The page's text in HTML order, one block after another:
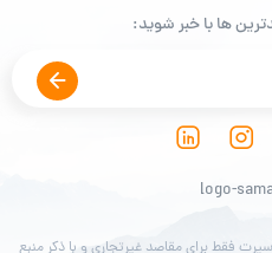
ها با خبر شوید:
فقط برای مقاصد غیرتجاری و با ذکر منبع